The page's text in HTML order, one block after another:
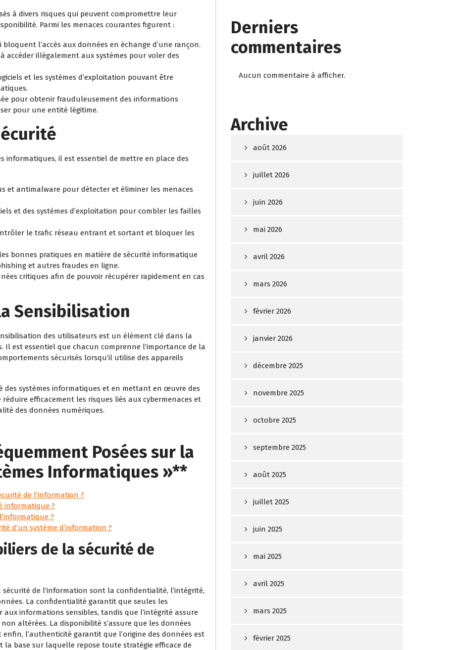
à divers risques qui peuvent compromettre leur
Parmi les menaces courantes figurent :
l’accès aux données en échange d’une rançon.
accéder illégalement aux systèmes pour voler des
et les systèmes d’exploitation pouvant être
pour obtenir frauduleusement des informations
pour une entité légitime.
informatiques, il est essentiel de mettre en place des
et antimalware pour détecter et éliminer les menaces
et des systèmes d’exploitation pour combler les failles
le trafic réseau entrant et sortant et bloquer les
bonnes pratiques en matière de sécurité informatique
et autres fraudes en ligne.
critiques afin de pouvoir récupérer rapidement en cas
Sensibilisation
des utilisateurs est un élément clé dans la
Il est essentiel que chacun comprenne l’importance de la
sécurisés lorsqu’il utilise des appareils
des systèmes informatiques et en mettant en œuvre des
efficacement les risques liés aux cybermenaces et
des données numériques.
Posées sur la
Informatiques »**
de l’information ?
informatique ?
?
d’un système d’information ?
de la sécurité de
de l’information sont la confidentialité, l’intégrité,
La confidentialité garantit que seules les
aux informations sensibles, tandis que l’intégrité assure
altérées. La disponibilité s’assure que les données
enfin, l’authenticité garantit que l’origine des données est
la base sur laquelle repose toute stratégie efficace de
Derniers
commentaires
Aucun commentaire à afficher.
Archive
août 2026
juillet 2026
juin 2026
mai 2026
avril 2026
mars 2026
février 2026
janvier 2026
décembre 2025
novembre 2025
octobre 2025
septembre 2025
août 2025
juillet 2025
juin 2025
mai 2025
avril 2025
mars 2025
février 2025